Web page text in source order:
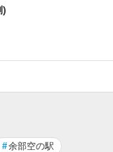
)
#余部空の駅